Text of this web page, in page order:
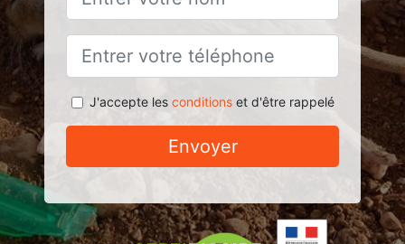
J'accepte les conditionset d'être rappelé
Envoyer